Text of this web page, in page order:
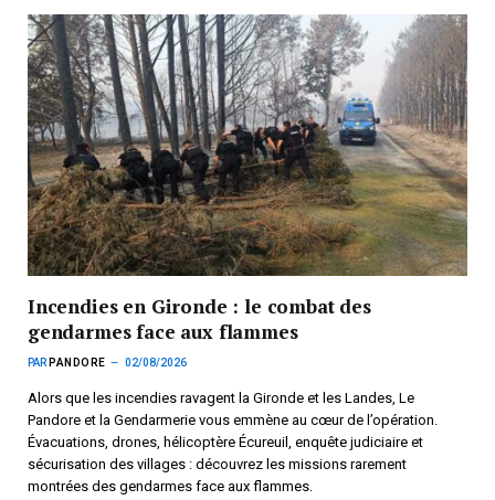
Incendies en Gironde : le combat des
gendarmes face aux flammes
PAR PANDORE 02/08/2026
Alors que les incendies ravagent la Gironde et les Landes, Le
Pandore et la Gendarmerie vous emmène au cœur de l’opération.
Évacuations, drones, hélicoptère Écureuil, enquête judiciaire et
sécurisation des villages : découvrez les missions rarement
montrées des gendarmes face aux flammes.